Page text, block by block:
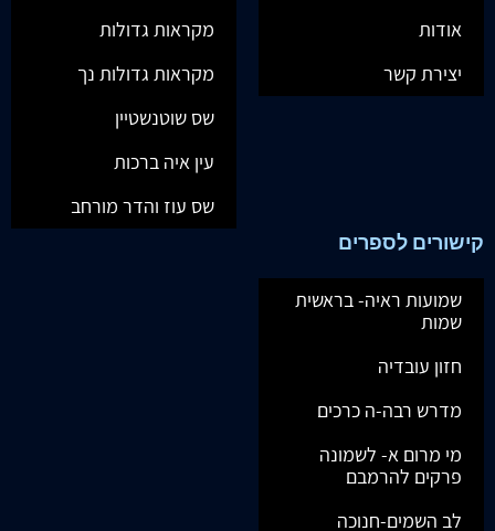
אודות
יצירת קשר
מקראות גדולות
מקראות גדולות נך
שס שוטנשטיין
עין איה ברכות
שס עוז והדר מורחב
קישורים לספרים
שמועות ראיה- בראשית
שמות
חזון עובדיה
מדרש רבה-ה כרכים
מי מרום א- לשמונה
פרקים להרמבם
לב השמים-חנוכה